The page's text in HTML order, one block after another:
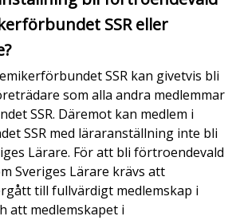
SSR eller
SSR kan givetvis bli
som alla andra medlemmar
SSR. Däremot kan medlem i
SSR med läraranställning inte bli
Lärare. För att bli förtroendevald
Sveriges Lärare krävs att
till fullvärdigt medlemskap i
att medlemskapet i